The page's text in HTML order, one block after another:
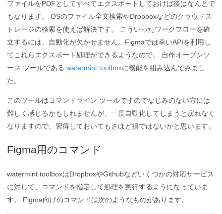
ファイルをPDFとしてすべてエクスポートしておけば後はなんとで
もなります。 OSのファイル全文検索やDropboxなどのクラウドス
トレージの検索を使えば解決です。 こういったワークフローを確
立するには、自動化が欠かせません。Figmaでは幸いAPIを利用し
てこれらエクスポート処理ができるようなので、 自作オープンソ
ース ツールである watermint toolboxに機能を組み込んでみまし
た。
このツールはコマンドライン ツールですのでなじみのない方には
難しく感じるかもしれませんが、一度自動化してしまうと戻れなく
なりますので、習得しておいてもさほど損ではないかと思います。
Figma用のコマンド
watermint toolboxはDropboxやGithubなどいくつかの対応サービス
に対して、コマンドを指定して処理を実行するようになっていま
す。 Figma向けのコマンドは次のようなものがあります。